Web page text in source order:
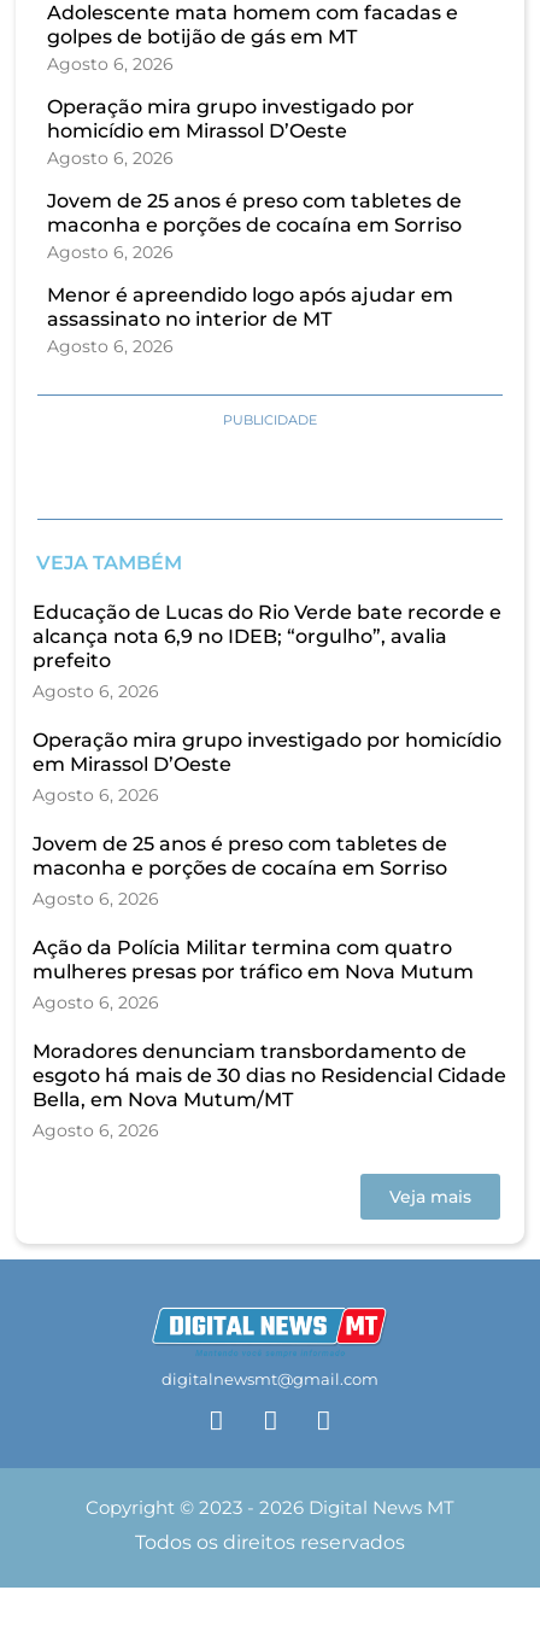
Adolescente mata homem com facadas e
golpes de botijão de gás em MT
Agosto 6, 2026
Operação mira grupo investigado por
homicídio em Mirassol D’Oeste
Agosto 6, 2026
Jovem de 25 anos é preso com tabletes de
maconha e porções de cocaína em Sorriso
Agosto 6, 2026
Menor é apreendido logo após ajudar em
assassinato no interior de MT
Agosto 6, 2026
PUBLICIDADE
VEJA TAMBÉM
Educação de Lucas do Rio Verde bate recorde e
alcança nota 6,9 no IDEB; “orgulho”, avalia
prefeito
Agosto 6, 2026
Operação mira grupo investigado por homicídio
em Mirassol D’Oeste
Agosto 6, 2026
Jovem de 25 anos é preso com tabletes de
maconha e porções de cocaína em Sorriso
Agosto 6, 2026
Ação da Polícia Militar termina com quatro
mulheres presas por tráfico em Nova Mutum
Agosto 6, 2026
Moradores denunciam transbordamento de
esgoto há mais de 30 dias no Residencial Cidade
Bella, em Nova Mutum/MT
Agosto 6, 2026
Veja mais
digitalnewsmt@gmail.com
Copyright © 2023 - 2026 Digital News MT
Todos os direitos reservados